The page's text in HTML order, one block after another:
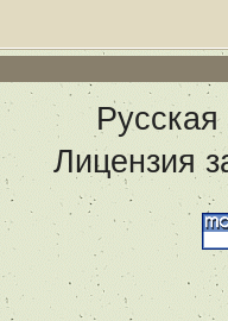
Русская
Лицензия